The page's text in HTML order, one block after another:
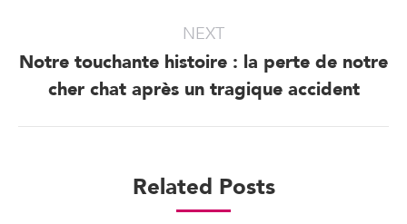
NEXT
Next
post:
Notre touchante histoire : la perte de notre
cher chat après un tragique accident
Related Posts